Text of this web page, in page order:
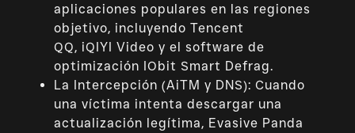
aplicaciones populares en las regiones
objetivo, incluyendo Tencent
QQ, iQIYI Video y el software de
optimización IObit Smart Defrag.
La Intercepción (AiTM y DNS): Cuando
una víctima intenta descargar una
actualización legítima, Evasive Panda